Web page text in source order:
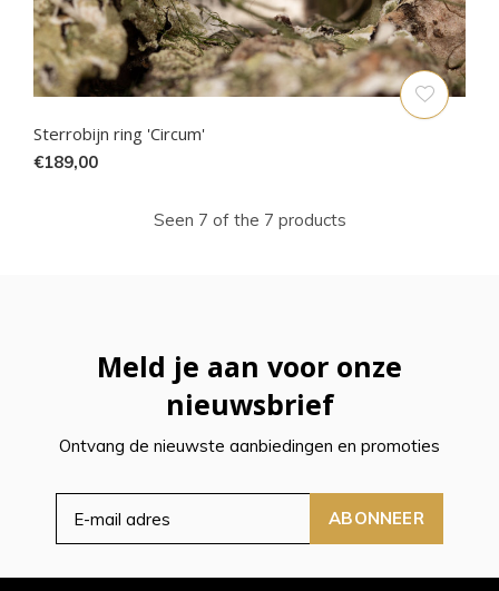
Sterrobijn ring 'Circum'
€189,00
Seen 7 of the 7 products
Meld je aan voor onze
nieuwsbrief
Ontvang de nieuwste aanbiedingen en promoties
ABONNEER